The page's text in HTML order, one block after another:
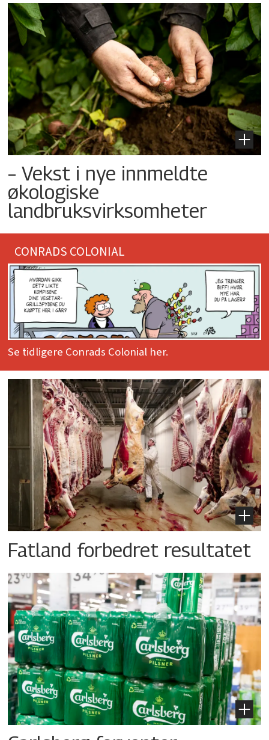
– Vekst i nye innmeldte
økologiske
landbruksvirksomheter
CONRADS COLONIAL
Se tidligere Conrads Colonial her.
Fatland forbedret resultatet